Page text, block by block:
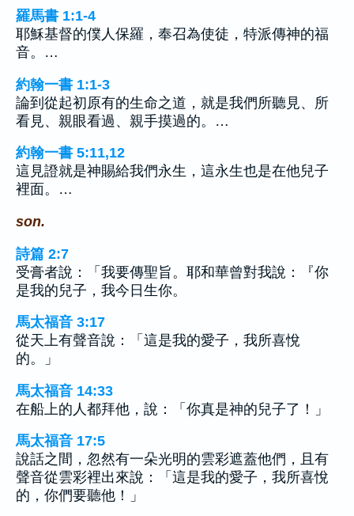
羅馬書 1:1-4
耶穌基督的僕人保羅，奉召為使徒，特派傳神的福
音。…
約翰一書 1:1-3
論到從起初原有的生命之道，就是我們所聽見、所
看見、親眼看過、親手摸過的。…
約翰一書 5:11,12
這見證就是神賜給我們永生，這永生也是在他兒子
裡面。…
son.
詩篇 2:7
受膏者說：「我要傳聖旨。耶和華曾對我說：『你
是我的兒子，我今日生你。
馬太福音 3:17
從天上有聲音說：「這是我的愛子，我所喜悅
的。」
馬太福音 14:33
在船上的人都拜他，說：「你真是神的兒子了！」
馬太福音 17:5
說話之間，忽然有一朵光明的雲彩遮蓋他們，且有
聲音從雲彩裡出來說：「這是我的愛子，我所喜悅
的，你們要聽他！」